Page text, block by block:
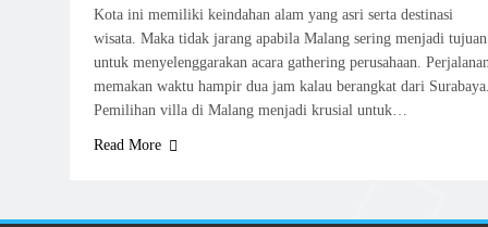
Kota ini memiliki keindahan alam yang asri serta destinasi
wisata. Maka tidak jarang apabila Malang sering menjadi tujuan
untuk menyelenggarakan acara gathering perusahaan.
memakan waktu hampir dua jam kalau berangkat dari
Pemilihan villa di Malang menjadi krusial untuk…
Read More